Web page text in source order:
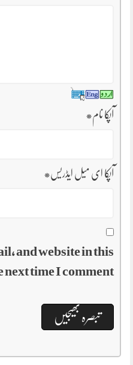
آپکا نام*
آپکا ای میل ایڈریس*
and website in this
next time I comment.